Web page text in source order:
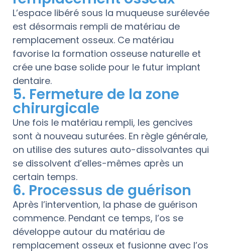
L’espace libéré sous la muqueuse surélevée
est désormais rempli de matériau de
remplacement osseux. Ce matériau
favorise la formation osseuse naturelle et
crée une base solide pour le futur implant
dentaire.
5. Fermeture de la zone
chirurgicale
Une fois le matériau rempli, les gencives
sont à nouveau suturées. En règle générale,
on utilise des sutures auto-dissolvantes qui
se dissolvent d’elles-mêmes après un
certain temps.
6. Processus de guérison
Après l’intervention, la phase de guérison
commence. Pendant ce temps, l’os se
développe autour du matériau de
remplacement osseux et fusionne avec l’os